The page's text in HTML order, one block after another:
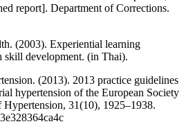
report]. Department of Corrections.
(2003). Experiential learning
skill development. (in Thai).
(2013). 2013 practice guidelines
hypertension of the European Society
31(10), 1925–1938.